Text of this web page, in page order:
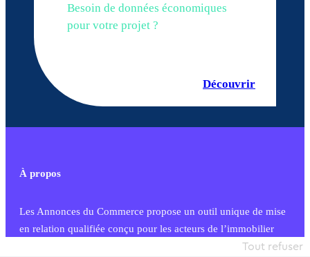
Besoin de données économiques
pour votre projet ?
Découvrir
À propos
Les Annonces du Commerce propose un outil unique de mise
en relation qualifiée conçu pour les acteurs de l’immobilier
commercial et les collectivités territoriales, simple et intégrant
Tout refuser